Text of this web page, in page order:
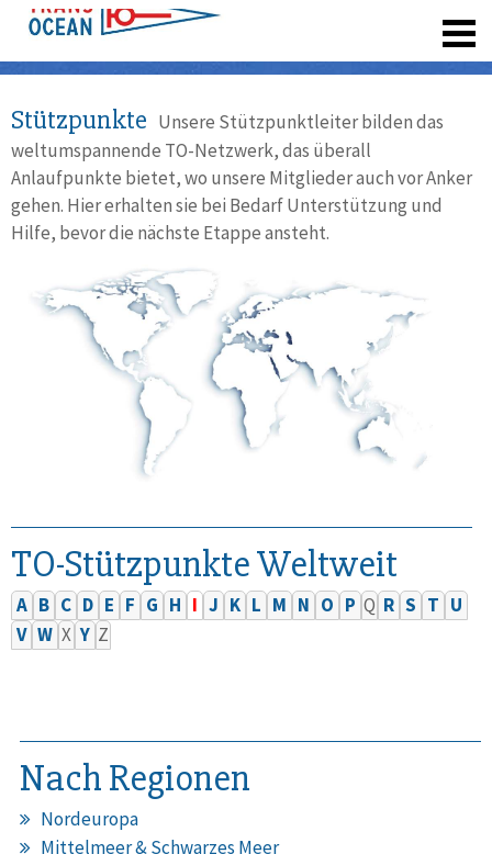
Stützpunkte Unsere Stützpunktleiter bilden das
weltumspannende TO-Netzwerk, das überall
Anlaufpunkte bietet, wo unsere Mitglieder auch vor Anker
gehen. Hier erhalten sie bei Bedarf Unterstützung und
Hilfe, bevor die nächste Etappe ansteht.
TO-Stützpunkte Weltweit
A B C D E F G H I J K L M N O P Q R S T U
V W X Y Z
Nach Regionen
Nordeuropa
Mittelmeer & Schwarzes Meer